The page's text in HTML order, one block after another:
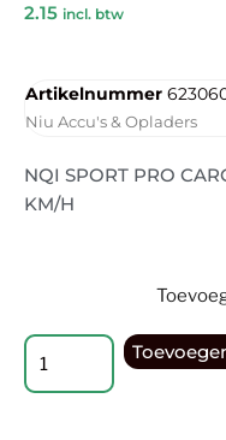
2.15 incl. btw
Artikelnummer
Niu Accu's & Opladers
NQI SPORT PRO
KM/H